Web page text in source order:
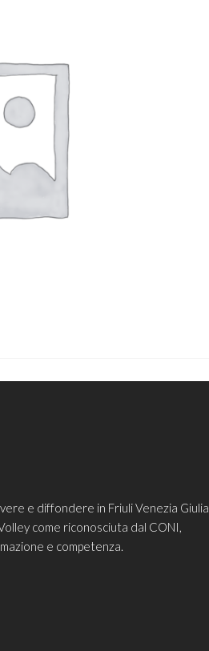
e diffondere in Friuli Venezia Giulia
come riconosciuta dal CONI,
e competenza.